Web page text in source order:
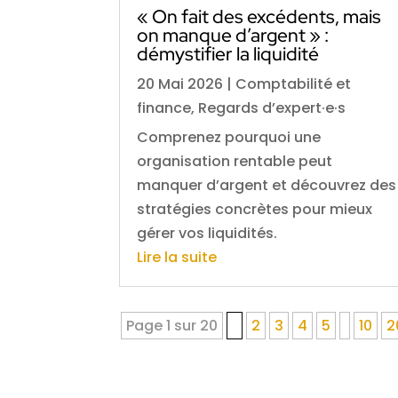
« On fait des excédents, mais
on manque d’argent » :
démystifier la liquidité
20 Mai 2026 | Comptabilité et
finance, Regards d’expert·e·s
Comprenez pourquoi une
organisation rentable peut
manquer d’argent et découvrez des
stratégies concrètes pour mieux
gérer vos liquidités.
Lire la suite
Page 1 sur 20 2 3 4 5 10